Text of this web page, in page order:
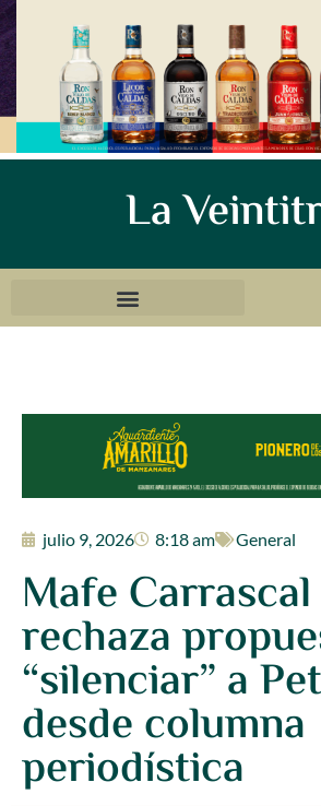
La
julio 9, 2026 8:18 am General
Mafe Carrascal
rechaza
“silenciar” a
desde columna
periodística